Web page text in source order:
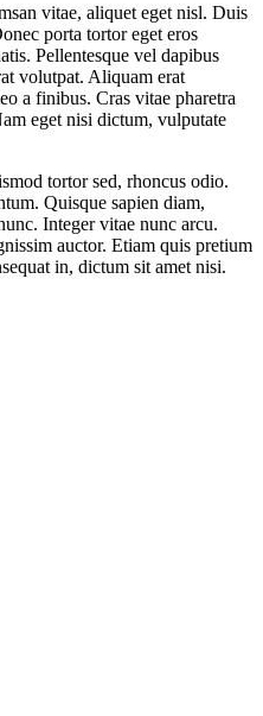
vitae, aliquet eget nisl. Duis
porta tortor eget eros
Pellentesque vel dapibus
volutpat. Aliquam erat
a finibus. Cras vitae pharetra
eget nisi dictum, vulputate
tortor sed, rhoncus odio.
Quisque sapien diam,
Integer vitae nunc arcu.
auctor. Etiam quis pretium
in, dictum sit amet nisi.